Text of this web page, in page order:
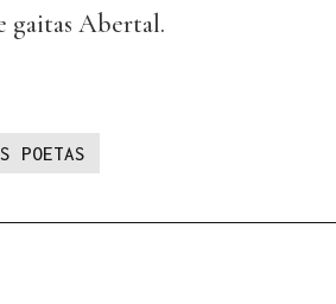
gaitas Abertal.
POETAS